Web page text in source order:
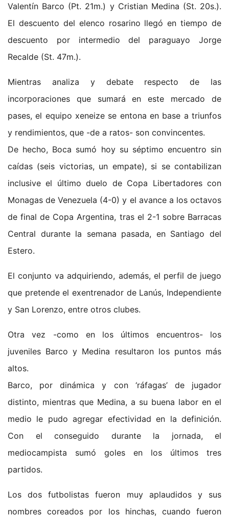
Valentín Barco (Pt. 21m.) y Cristian Medina (St. 20s.).
El descuento del elenco rosarino llegó en tiempo de
descuento por intermedio del paraguayo Jorge
Recalde (St. 47m.).
Mientras analiza y debate respecto de las
incorporaciones que sumará en este mercado de
pases, el equipo xeneize se entona en base a triunfos
y rendimientos, que -de a ratos- son convincentes.
De hecho, Boca sumó hoy su séptimo encuentro sin
caídas (seis victorias, un empate), si se contabilizan
inclusive el último duelo de Copa Libertadores con
Monagas de Venezuela (4-0) y el avance a los octavos
de final de Copa Argentina, tras el 2-1 sobre Barracas
Central durante la semana pasada, en Santiago del
Estero.
El conjunto va adquiriendo, además, el perfil de juego
que pretende el exentrenador de Lanús, Independiente
y San Lorenzo, entre otros clubes.
Otra vez -como en los últimos encuentros- los
juveniles Barco y Medina resultaron los puntos más
altos.
Barco, por dinámica y con ‘ráfagas’ de jugador
distinto, mientras que Medina, a su buena labor en el
medio le pudo agregar efectividad en la definición.
Con el conseguido durante la jornada, el
mediocampista sumó goles en los últimos tres
partidos.
Los dos futbolistas fueron muy aplaudidos y sus
nombres coreados por los hinchas, cuando fueron